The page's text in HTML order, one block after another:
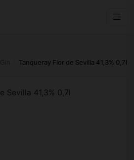
Tanqueray Flor de Sevilla 41,3% 0,7l